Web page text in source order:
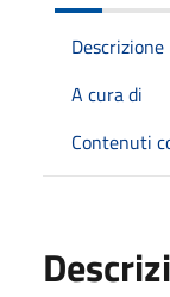
Descrizione
A cura di
Contenuti